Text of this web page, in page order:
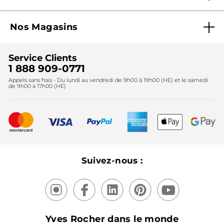
Accessibilité
Cadeaux corporatifs
Fondation Yves Rocher
2024
Lutte contre le travail forcé et le travail des enfants
2025
Black Friday
Noël
Fête des mères
Nouveautés
Recyclage
Nos Magasins
Instituts
Service Clients
1 888 909-0771
Appels sans frais - Du lundi au vendredi de 9h00 à 19h00 (HE) et le samedi
de 9h00 à 17h00 (HE)
Suivez-nous :
Yves Rocher dans le monde